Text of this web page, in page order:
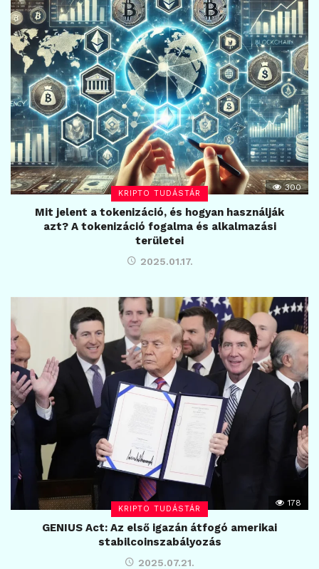
KRIPTO TUDÁSTÁR
300
Mit jelent a tokenizáció, és hogyan használják
azt? A tokenizáció fogalma és alkalmazási
területei
2025.01.17.
KRIPTO TUDÁSTÁR
178
GENIUS Act: Az első igazán átfogó amerikai
stabilcoinszabályozás
2025.07.21.